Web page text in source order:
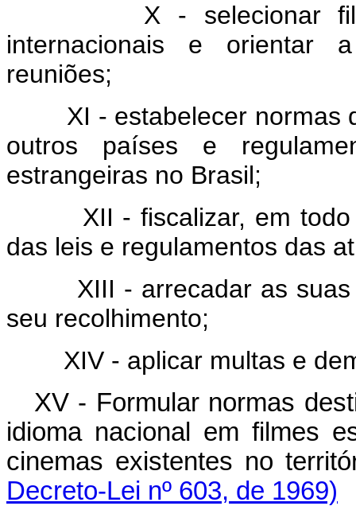
X - selecionar filmes
internacionais e orientar
reuniões;
XI - estabelecer normas
outros países e
estrangeiras no Brasil;
XII - fiscalizar, em todo o
das leis e regulamentos das
XIII - arrecadar as suas
seu recolhimento;
XIV - aplicar multas e
XV - Formular normas
idioma nacional em filmes
cinemas existentes no
Decreto-Lei nº 603, de 1969)